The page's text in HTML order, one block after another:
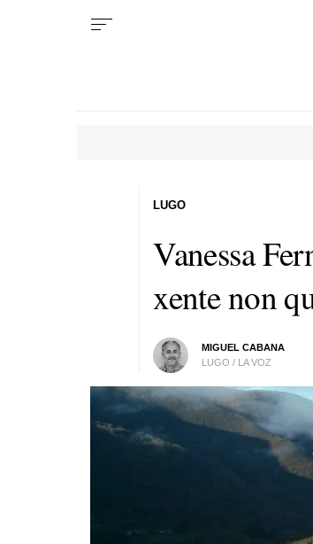
Vanessa
xente non
MIGUEL CABANA
LUGO / LA VOZ
LUGO